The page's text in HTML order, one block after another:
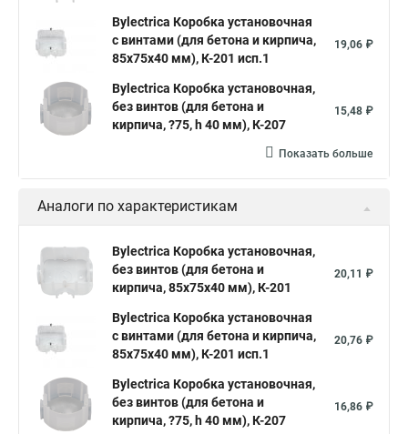
Bylectrica Коробка установочная
с винтами (для бетона и кирпича,
85х75х40 мм), К-201 исп.1
19,06 ₽
Bylectrica Коробка установочная,
без винтов (для бетона и
кирпича, ?75, h 40 мм), К-207
15,48 ₽
Показать больше
Аналоги по характеристикам
Bylectrica Коробка установочная,
без винтов (для бетона и
кирпича, 85х75х40 мм), К-201
20,11 ₽
Bylectrica Коробка установочная
с винтами (для бетона и кирпича,
85х75х40 мм), К-201 исп.1
20,76 ₽
Bylectrica Коробка установочная,
без винтов (для бетона и
кирпича, ?75, h 40 мм), К-207
16,86 ₽